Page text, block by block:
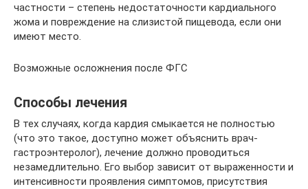
частности – степень недостаточности кардиального
жома и повреждение на слизистой пищевода, если они
имеют место.
Возможные осложнения после ФГС
Способы лечения
В тех случаях, когда кардия смыкается не полностью
(что это такое, доступно может объяснить врач-
гастроэнтеролог), лечение должно проводиться
незамедлительно. Его выбор зависит от выраженности и
интенсивности проявления симптомов, присутствия